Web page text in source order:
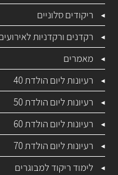
ריקודים סלוניים
רקדנים ורקדניות
מאמרים
רעיונות ליום הולדת 40
רעיונות ליום הולדת 50
רעיונות ליום הולדת 60
רעיונות ליום הולדת 70
לימוד ריקוד למבוגרים